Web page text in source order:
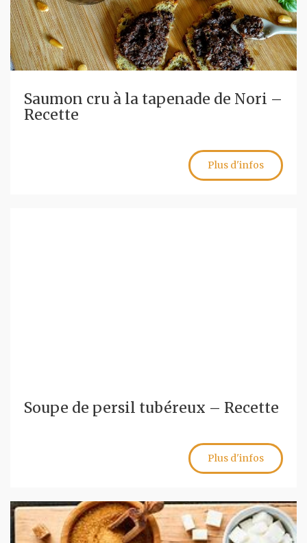
Saumon cru à la tapenade de Nori –
Recette
Plus d'infos
Soupe de persil tubéreux – Recette
Plus d'infos